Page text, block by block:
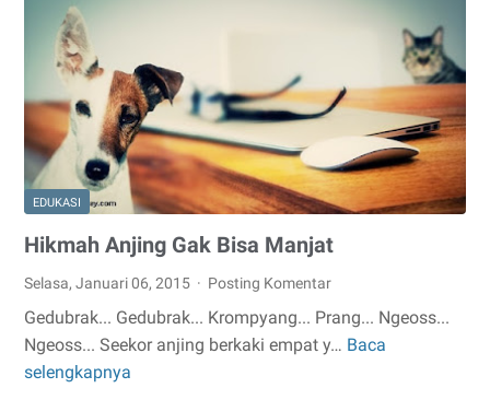
EDUKASI
Hikmah Anjing Gak Bisa Manjat
Selasa, Januari 06, 2015 Posting Komentar
Gedubrak... Gedubrak... Krompyang... Prang... Ngeoss...
Ngeoss... Seekor anjing berkaki empat y… Baca
selengkapnya
Hikmah